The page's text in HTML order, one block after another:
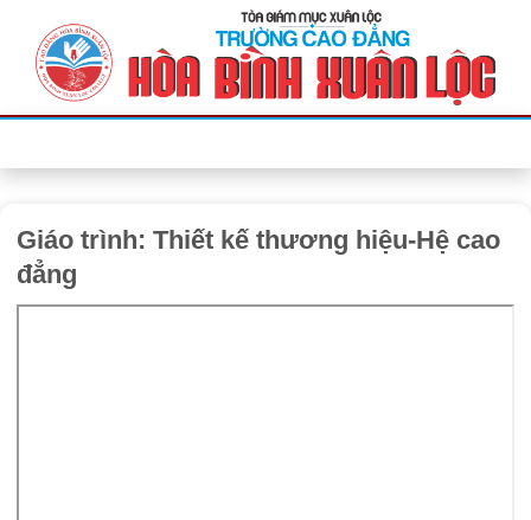
Giáo trình: Thiết kế thương hiệu-Hệ cao
đẳng